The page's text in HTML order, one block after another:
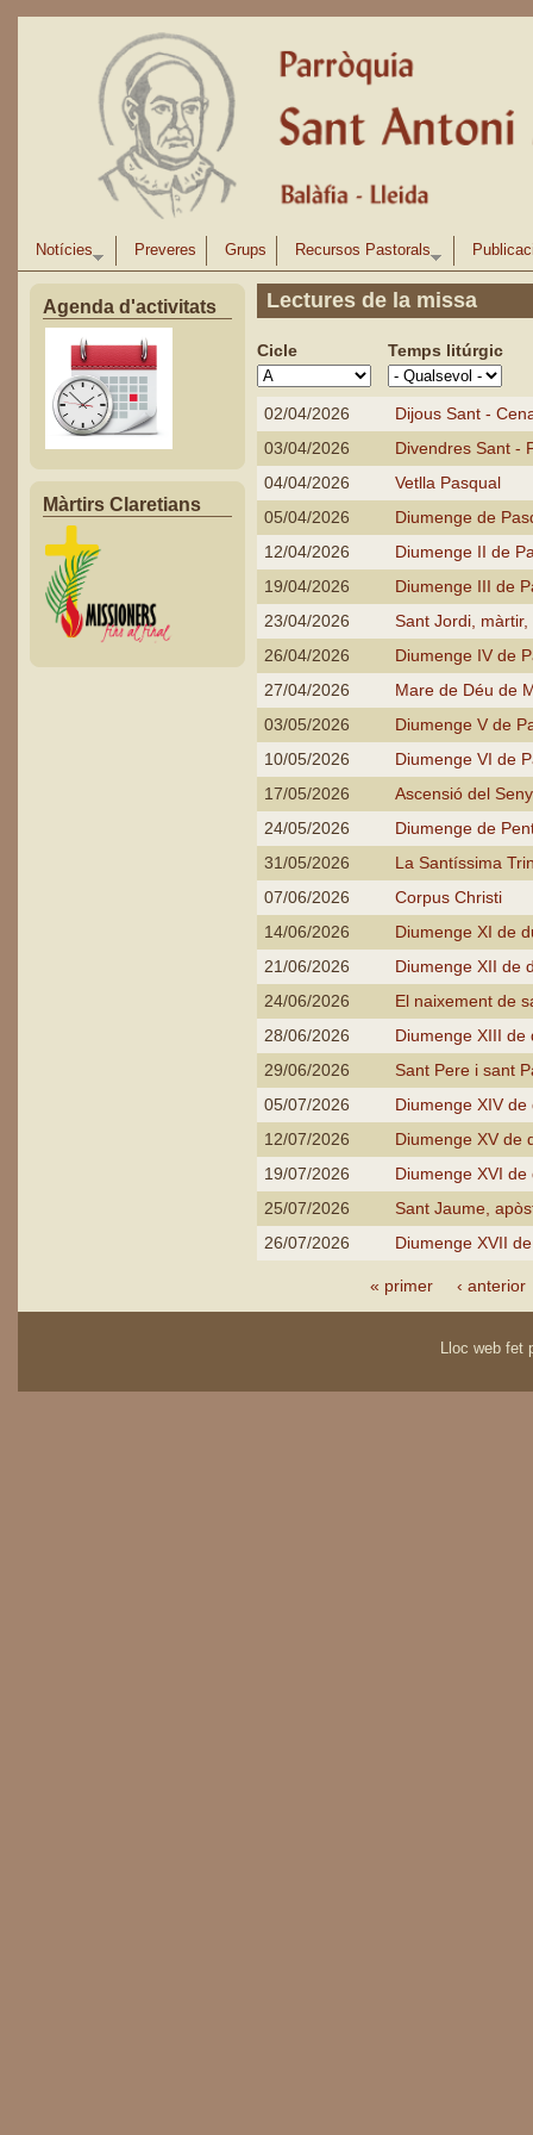
Notícies Preveres Grups Recursos Pastorals
Agenda d'activitats
Màrtirs Claretians
Lectures de la missa
Cicle Temps litúrgic
02/04/2026
Dijous Sant -
03/04/2026
Divendres Sant -
04/04/2026
Vetlla Pasqual
05/04/2026
Diumenge de
12/04/2026
Diumenge II de
19/04/2026
Diumenge III de
23/04/2026
Sant Jordi,
26/04/2026
Diumenge IV de
27/04/2026
Mare de Déu de
03/05/2026
Diumenge V de
10/05/2026
Diumenge VI de
17/05/2026
Ascensió del
24/05/2026
Diumenge de
31/05/2026
La Santíssima
07/06/2026
Corpus Christi
14/06/2026
Diumenge XI de
21/06/2026
Diumenge XII de
24/06/2026
El naixement de
28/06/2026
Diumenge XIII de
29/06/2026
Sant Pere i sant
05/07/2026
Diumenge XIV
12/07/2026
Diumenge XV de
19/07/2026
Diumenge XVI
25/07/2026
Sant Jaume,
26/07/2026
Diumenge XVII
« primer ‹ anterior
Lloc web fet